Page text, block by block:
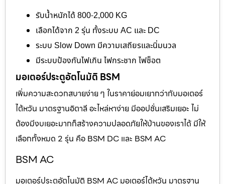
รับน้ำหนักได้ 800-2,000 KG
เลือกได้จาก 2 รุ่น ทั้งระบบ AC และ DC
ระบบ Slow Down มีความเสถียรและนิ่มนวล
มีระบบป้องกันไฟเกิน ไฟกระชาก ไฟช็อต
มอเตอร์ประตูอัตโนมัติ BSM
เพิ่มความสะดวกสบายง่าย ๆ ในราคาย่อมเยากว่ากับมอเตอร์
ไต้หวัน มาตรฐานอิตาลี อะไหล่หาง่าย มีออปชั่นเสริมเยอะ ไม่
ต้องมีงบเยอะมากก็สร้างความปลอดภัยให้บ้านของเราได้ มีให้
เลือกทั้งหมด 2 รุ่น คือ BSM DC และ BSM AC
BSM AC
มอเตอร์ประตูอัตโนมัติ BSM AC มอเตอร์ไต้หวัน มาตรฐาน